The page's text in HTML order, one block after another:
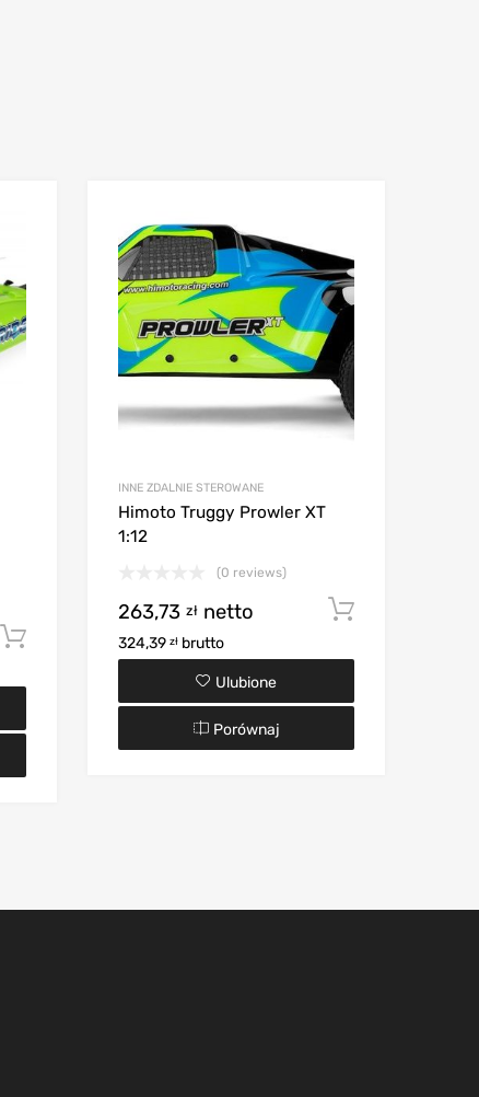
Dodaj do koszyka
INNE ZDALNIE STEROWANE
Himoto Truggy Prowler XT
1:12
(0 reviews)
263,73 zł netto
324,39 zł brutto
Ulubione
Porównaj